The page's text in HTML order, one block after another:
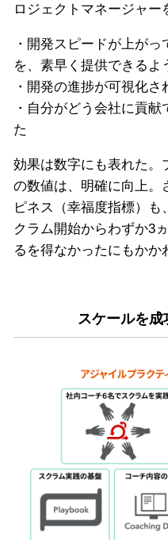
ロジェクトマネージャー
・開発スピードが上が
を、素早く提供できるよ
・開発の進捗が可視化さ
・自分がどう会社に貢
た
効果は数字にも表れた。
の数値は、明確に向上。
ピネス（幸福度指標）
クラム開始からわずか3
るを得なかったにもかか
スケールを